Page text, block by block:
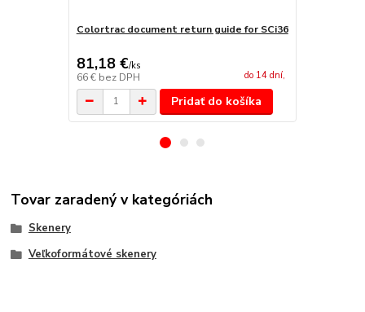
Colortrac document return guide for SCi36
81,18 €/ks
66 € bez DPH do 14 dní,
Pridať do košíka
Tovar zaradený v kategóriách
Skenery
Veľkoformátové skenery